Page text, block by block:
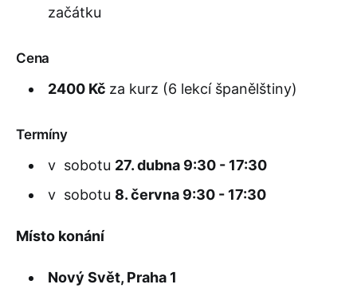
začátku
Cena
2400 Kč za kurz (6 lekcí španělštiny)
Termíny
v sobotu 27. dubna 9:30 - 17:30
v sobotu 8. června 9:30 - 17:30
Místo konání
Nový Svět, Praha 1